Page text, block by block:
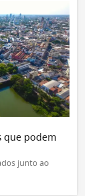
que podem
junto ao